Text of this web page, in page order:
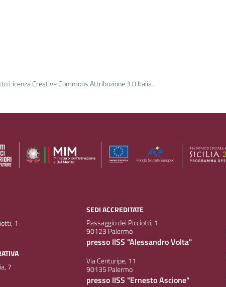
Licenza Creative Commons Attribuzione 3.0 Italia.
1
7
SEDI ACCREDITATE
Passaggio dei Picciotti, 1
90123 Palermo
presso IISS "Alessandro Volta"
Via Centuripe, 11
90135 Palermo
presso IISS "Ernesto Ascione"